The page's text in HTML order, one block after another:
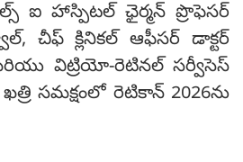
ఐ హాస్పిటల్ ఛైర్మన్ ప్రొఫెసర్
చీఫ్ క్లినికల్ ఆఫీసర్ డాక్టర్
విట్రియో-రెటినల్ సర్వీసెస్
సమక్షంలో రెటికాన్ 2026ను